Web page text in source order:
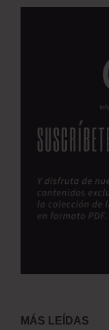
MÁS LEÍDAS